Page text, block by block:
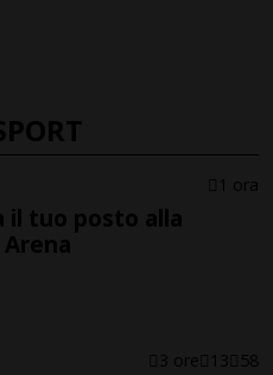
1 ora
il tuo posto alla
3 ore 13 58